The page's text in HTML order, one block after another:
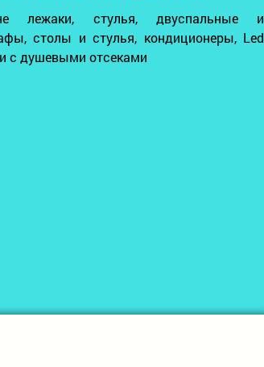
лежаки, стулья, двуспальные и
столы и стулья, кондиционеры, Led
с душевыми отсеками